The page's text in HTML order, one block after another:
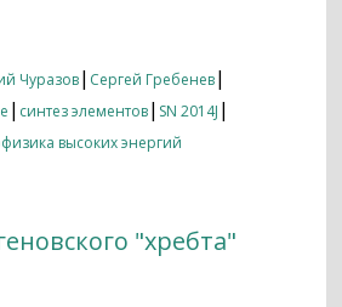
Чуразов| Сергей Гребенев|
| синтез элементов| SN 2014J |
высоких энергий
"хребта"